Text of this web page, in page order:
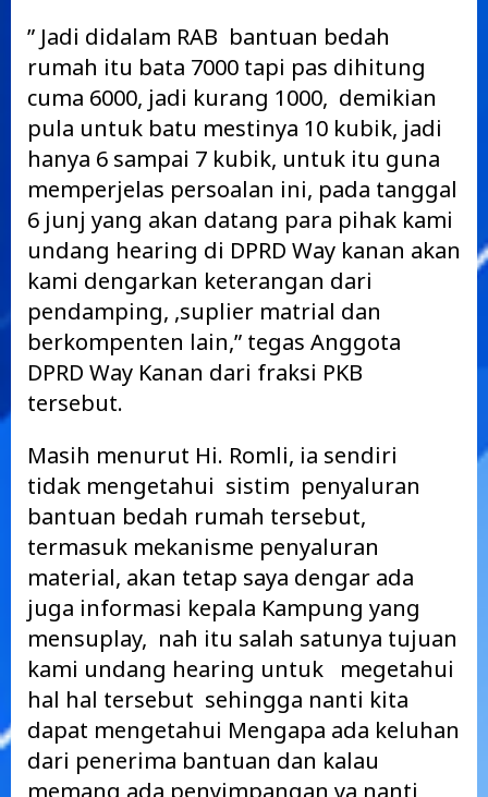
” Jadi didalam RAB bantuan bedah
rumah itu bata 7000 tapi pas dihitung
cuma 6000, jadi kurang 1000, demikian
pula untuk batu mestinya 10 kubik, jadi
hanya 6 sampai 7 kubik, untuk itu guna
memperjelas persoalan ini, pada tanggal
6 junj yang akan datang para pihak kami
undang hearing di DPRD Way kanan akan
kami dengarkan keterangan dari
pendamping, ,suplier matrial dan
berkompenten lain,” tegas Anggota
DPRD Way Kanan dari fraksi PKB
tersebut.
Masih menurut Hi. Romli, ia sendiri
tidak mengetahui sistim penyaluran
bantuan bedah rumah tersebut,
termasuk mekanisme penyaluran
material, akan tetap saya dengar ada
juga informasi kepala Kampung yang
mensuplay, nah itu salah satunya tujuan
kami undang hearing untuk megetahui
hal hal tersebut sehingga nanti kita
dapat mengetahui Mengapa ada keluhan
dari penerima bantuan dan kalau
memang ada penyimpangan ya nanti